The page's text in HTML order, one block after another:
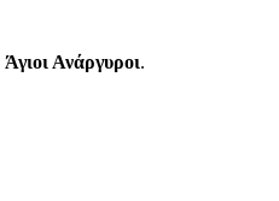
Άγιοι Ανάργυροι.